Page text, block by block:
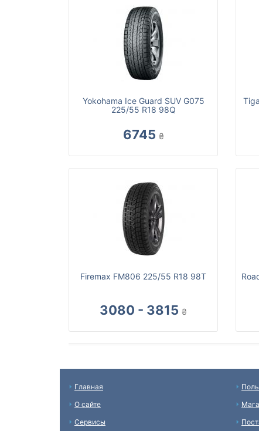
Yokohama Ice Guard SUV G075
225/55 R18 98Q
6745 ₴
Firemax FM806 225/55 R18 98T
3080 - 3815 ₴
Главная
О сайте
Сервисы